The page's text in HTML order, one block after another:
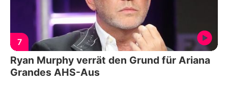
7
Ryan Murphy verrät den Grund für Ariana
Grandes AHS-Aus